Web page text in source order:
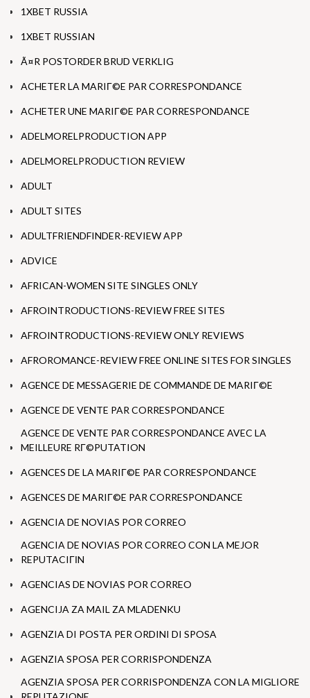
1XBET RUSSIA
1XBET RUSSIAN
Ã¤R POSTORDER BRUD VERKLIG
ACHETER LA MARIГ©E PAR CORRESPONDANCE
ACHETER UNE MARIГ©E PAR CORRESPONDANCE
ADELMORELPRODUCTION APP
ADELMORELPRODUCTION REVIEW
ADULT
ADULT SITES
ADULTFRIENDFINDER-REVIEW APP
ADVICE
AFRICAN-WOMEN SITE SINGLES ONLY
AFROINTRODUCTIONS-REVIEW FREE SITES
AFROINTRODUCTIONS-REVIEW ONLY REVIEWS
AFROROMANCE-REVIEW FREE ONLINE SITES FOR SINGLES
AGENCE DE MESSAGERIE DE COMMANDE DE MARIГ©E
AGENCE DE VENTE PAR CORRESPONDANCE
AGENCE DE VENTE PAR CORRESPONDANCE AVEC LA
MEILLEURE RГ©PUTATION
AGENCES DE LA MARIГ©E PAR CORRESPONDANCE
AGENCES DE MARIГ©E PAR CORRESPONDANCE
AGENCIA DE NOVIAS POR CORREO
AGENCIA DE NOVIAS POR CORREO CON LA MEJOR
REPUTACIГІN
AGENCIAS DE NOVIAS POR CORREO
AGENCIJA ZA MAIL ZA MLADENKU
AGENZIA DI POSTA PER ORDINI DI SPOSA
AGENZIA SPOSA PER CORRISPONDENZA
AGENZIA SPOSA PER CORRISPONDENZA CON LA MIGLIORE